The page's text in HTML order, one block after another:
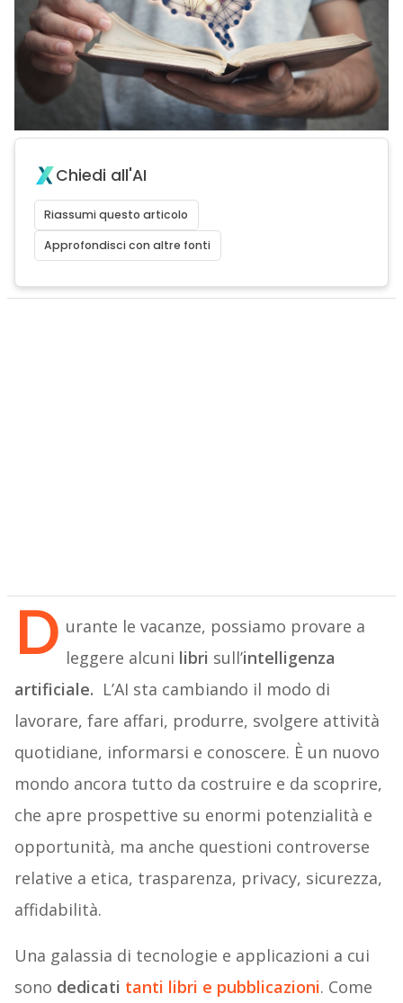
Chiedi all'AI
Riassumi questo articolo
Approfondisci con altre fonti
D urante le vacanze, possiamo provare a
leggere alcuni libri sull’intelligenza
artificiale. L’AI sta cambiando il modo di
lavorare, fare affari, produrre, svolgere attività
quotidiane, informarsi e conoscere. È un nuovo
mondo ancora tutto da costruire e da scoprire,
che apre prospettive su enormi potenzialità e
opportunità, ma anche questioni controverse
relative a etica, trasparenza, privacy, sicurezza,
affidabilità.
Una galassia di tecnologie e applicazioni a cui
sono dedicati tanti libri e pubblicazioni. Come